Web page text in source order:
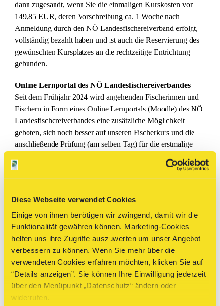
Diese Webseite verwendet Cookies
Einige von ihnen benötigen wir zwingend, damit wir die
Funktionalität gewähren können. Marketing-Cookies
helfen uns ihre Zugriffe auszuwerten um unser Angebot
verbessern zu können. Wenn Sie mehr über die
verwendeten Cookies erfahren möchten, klicken Sie auf
“Details anzeigen”. Sie können Ihre Einwilligung jederzeit
über den Menüpunkt „Datenschutz“ ändern oder
widerrufen.
dann zugesandt, wenn Sie die einmaligen Kurskosten von
149,85 EUR, deren Vorschreibung ca. 1 Woche nach
Anmeldung durch den NÖ Landesfischereiverband erfolgt,
vollständig bezahlt haben und ist auch die Reservierung des
gewünschten Kursplatzes an die rechtzeitige Entrichtung
gebunden.
Online Lernportal des NÖ Landesfischereiverbandes
Seit dem Frühjahr 2024 wird angehenden Fischerinnen und
Fischern in Form eines Online Lernportals (Moodle) des NÖ
Landesfischereiverbandes eine zusätzliche Möglichkeit
geboten, sich noch besser auf unseren Fischerkurs und die
anschließende Prüfung (am selben Tag) für die erstmalige
Möglichkeit zu nutzen, muss lediglich bei der Online
Anmeldung ein Häkchen bei „Online Kursunterlagen:…“
In diesem Lernportal sind die
vollständigen Kursinhalte der NÖ Fischerkursunterlage;
sämtliche Prüfungsfragen und Antworten zur
persönlichen Online Testmöglichkeit (zur Vorbereitung
auf die Prüfung am Kurstag) und
bereits über 45 Lernvideos des NÖ LFV zur Praxis der
Fischerei enthalten.